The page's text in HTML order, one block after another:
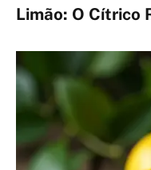
Limão: O Cítrico